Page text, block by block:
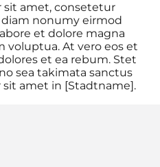
sit amet, consetetur
nonumy eirmod
et dolore magna
voluptua. At vero eos et
et ea rebum. Stet
sea takimata sanctus
amet in [Stadtname].